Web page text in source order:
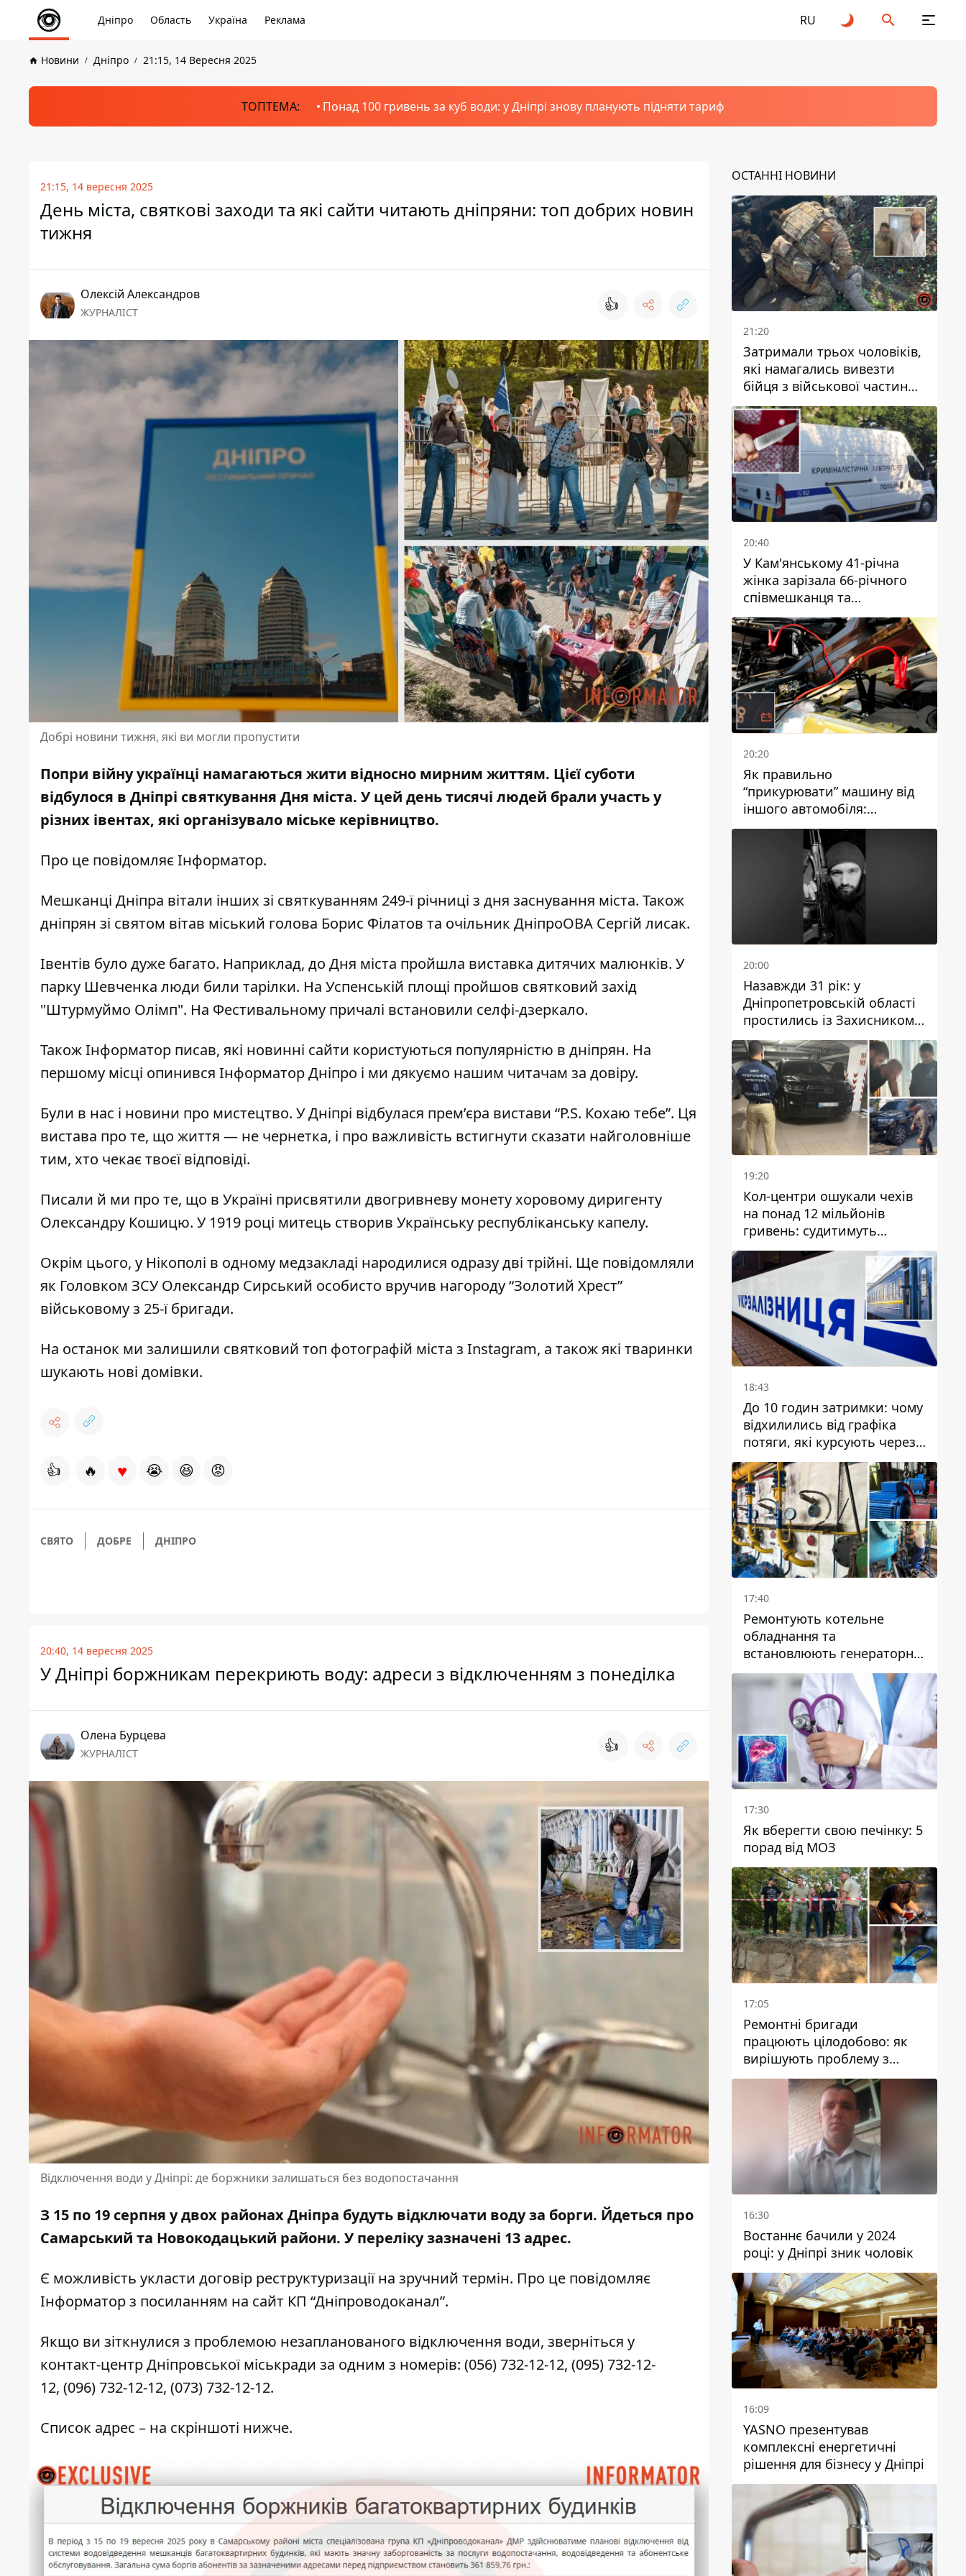
Дніпро Область Україна Реклама RU
Новини Дніпро 21:15, 14 Вересня 2025
ТОПТЕМА: Понад 100 гривень за куб води: у Дніпрі знову планують підняти тариф
21:15, 14 вересня 2025
День міста, святкові заходи та які сайти читають дніпряни: топ добрих новин
тижня
Олексій Александров
ЖУРНАЛІСТ 👍
Добрі новини тижня, які ви могли пропустити
Попри війну українці намагаються жити відносно мирним життям. Цієї суботи
відбулося в Дніпрі святкування Дня міста. У цей деньтисячі людей брали участь у
різних івентах, які організувало міське керівництво.
Про це повідомляє Інформатор.
Мешканці Дніпра вітали інших зі святкуванням 249-ї річниці з дня заснування міста. Також
дніпрян зі святом вітав міський голова Борис Філатов та очільник ДніпроОВА Сергій лисак.
Івентів було дуже багато. Наприклад, до Дня міста пройшла виставка дитячих малюнків. У
парку Шевченка люди били тарілки. На Успенській площі пройшов святковий захід
"Штурмуймо Олімп". На Фестивальному причалі встановили селфі-дзеркало.
Також Інформатор писав, які новинні сайти користуються популярністю в дніпрян. На
першому місці опинився Інформатор Дніпро і ми дякуємо нашим читачам за довіру.
Були в нас і новини про мистецтво. У Дніпрі відбулася прем’єра вистави “P.S. Кохаю тебе”. Ця
вистава про те, що життя — не чернетка, і про важливість встигнути сказати найголовніше
тим, хто чекає твоєї відповіді.
Писали й ми про те, що в Україні присвятили двогривневу монету хоровому диригенту
Олександру Кошицю. У 1919 році митець створив Українську республіканську капелу.
Окрім цього, у Нікополі в одному медзакладі народилися одразу дві трійні. Ще повідомляли
як Головком ЗСУ Олександр Сирський особисто вручив нагороду “Золотий Хрест”
військовому з 25-ї бригади.
На останок ми залишили святковий топ фотографій міста з Instagram, а такожякі тваринки
шукають нові домівки.
👍 🔥 ♥ 😭 😆 😡
СВЯТО ДОБРЕ ДНІПРО
20:40, 14 вересня 2025
У Дніпрі боржникам перекриють воду: адреси з відключенням з понеділка
Олена Бурцева
ЖУРНАЛІСТ 👍
Відключення води у Дніпрі: де боржники залишаться без водопостачання
З 15 по 19 серпня у двох районах Дніпра будуть відключати воду за борги. Йдеться про
Самарський та Новокодацький райони. У переліку зазначені 13 адрес.
Є можливість укласти договір реструктуризації на зручний термін. Про це повідомляє
Інформатор з посиланням на сайт КП “Дніпроводоканал”.
Якщо ви зіткнулися з проблемою незапланованого відключення води, зверніться у
контакт-центр Дніпровської міськради за одним з номерів: (056) 732-12-12, (095) 732-12-
12, (096) 732-12-12, (073) 732-12-12.
Список адрес – на скріншоті нижче.
ОСТАННІ НОВИНИ
21:20
Затримали трьох чоловіків,
які намагались вивезти
бійця з військової частини
до Дніпра за 7 тисяч
доларів: серед них був лікар
20:40
У Кам'янському 41-річна
жінка зарізала 66-річного
співмешканця та
намагалась обманути
поліцейських
20:20
Як правильно
“прикурювати” машину від
іншого автомобіля:
інструкція для водіїв
20:00
Назавжди 31 рік: у
Дніпропетровській області
простились із Захисником
Олександром Рєпіним
19:20
Кол-центри ошукали чехів
на понад 12 мільйонів
гривень: судитимуть
дніпрянина, який
організував
транснаціональну злочинну
організацію
18:43
До 10 годин затримки: чому
відхилились від графіка
потяги, які курсують через
Дніпро та область
17:40
Ремонтують котельне
обладнання та
встановлюють генераторні
установки: як у Дніпрі
готуються до
опалювального сезону
17:30
Як вберегти свою печінку: 5
порад від МОЗ
17:05
Ремонтні бригади
працюють цілодобово: як
вирішують проблему з
водою у Марганецькій
громаді
16:30
Востаннє бачили у 2024
році: у Дніпрі зник чоловік
16:09
YASNO презентував
комплексні енергетичні
рішення для бізнесу у Дніпрі